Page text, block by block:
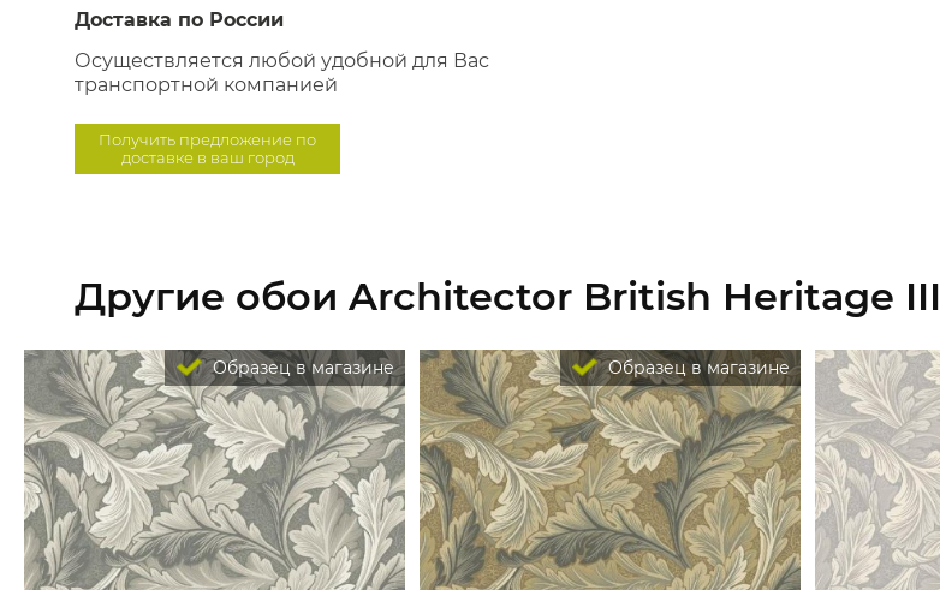
Доставка по России
Осуществляется любой удобной для Вас
транспортной компанией
Получить предложение по
доставке в ваш город
Другие обои Architector British Heritage III
Образец в магазине Образец в магазине